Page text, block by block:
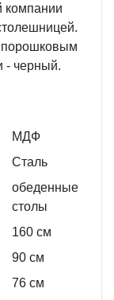
компании
порошковым
- черный.
МДФ
Сталь
обеденные
столы
160 см
90 см
76 см